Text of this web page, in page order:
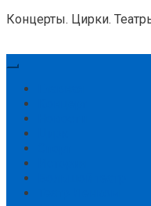
Концерты. Цирки.